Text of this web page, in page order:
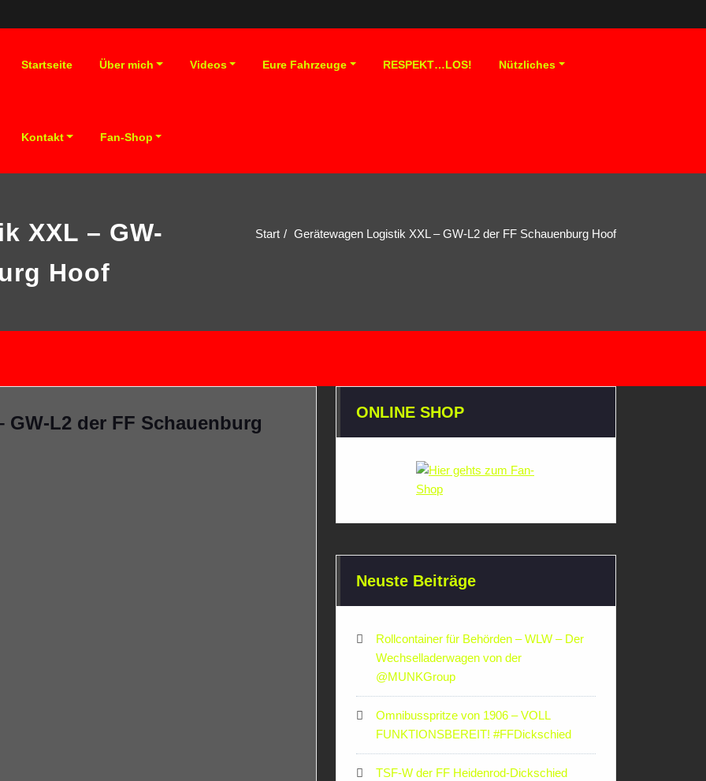
Startseite Über mich Videos Eure Fahrzeuge RESPEKT…LOS! Nützliches
Kontakt Fan-Shop
XXL – GW-
Hoof
Start Gerätewagen Logistik XXL – GW-L2 der FF Schauenburg Hoof
L2 der FF Schauenburg
ONLINE SHOP
Neuste Beiträge
Rollcontainer für Behörden – WLW – Der
Wechselladerwagen von der
‪@MUNKGroup‬
Omnibusspritze von 1906 – VOLL
FUNKTIONSBEREIT! #FFDickschied
TSF-W der FF Heidenrod-Dickschied